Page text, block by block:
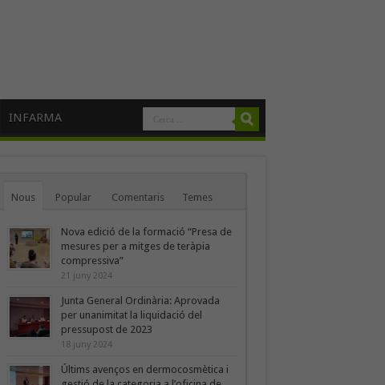
INFARMA
Nous Popular Comentaris Temes
Nova edició de la formació “Presa de
mesures per a mitges de teràpia
compressiva”
21 juny 2024
Junta General Ordinària: Aprovada
per unanimitat la liquidació del
pressupost de 2023
18 juny 2024
Últims avenços en dermocosmètica i